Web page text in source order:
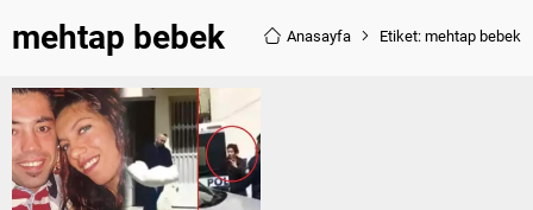
mehtap bebek Anasayfa Etiket: mehtap bebek